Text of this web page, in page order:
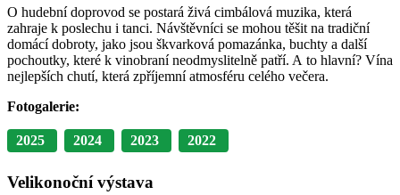
O hudební doprovod se postará živá cimbálová muzika, která
zahraje k poslechu i tanci. Návštěvníci se mohou těšit na tradiční
domácí dobroty, jako jsou škvarková pomazánka, buchty a další
pochoutky, které k vinobraní neodmyslitelně patří. A to hlavní? Vína
nejlepších chutí, která zpříjemní atmosféru celého večera.
Fotogalerie:
2025 2024 2023 2022
Velikonoční výstava